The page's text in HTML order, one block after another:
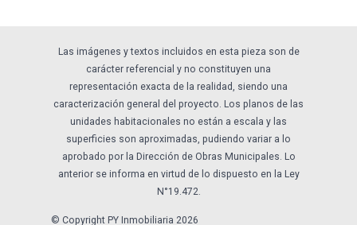
Las imágenes y textos incluidos en esta pieza son de
carácter referencial y no constituyen una
representación exacta de la realidad, siendo una
caracterización general del proyecto. Los planos de las
unidades habitacionales no están a escala y las
superficies son aproximadas, pudiendo variar a lo
aprobado por la Dirección de Obras Municipales. Lo
anterior se informa en virtud de lo dispuesto en la Ley
N°19.472.
© Copyright PY Inmobiliaria 2026